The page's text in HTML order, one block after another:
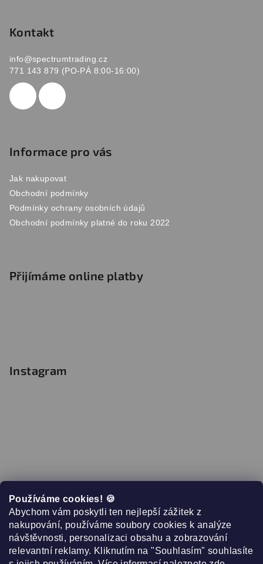
Používáme cookies! 🍪
Abychom vám poskytli ten nejlepší zážitek z
nakupování, používáme soubory cookies k analýze
návštěvnosti, personalizaci obsahu a zobrazování
relevantní reklamy. Kliknutím na "Souhlasím" souhlasíte
Kontakt
info@spectrumtrading.cz
771 143 879 (PO-PÁ 8:00-16:00)
Informace pro vás
Jak nakupovat
Obchodní podmínky
Podmínky ochrany osobních údajů
Obchodní podmínky platné do roku 2022
Přijímáme online platby
Instagram